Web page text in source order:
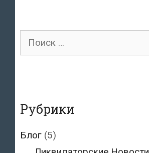
Поиск
Рубрики
Блог (5)